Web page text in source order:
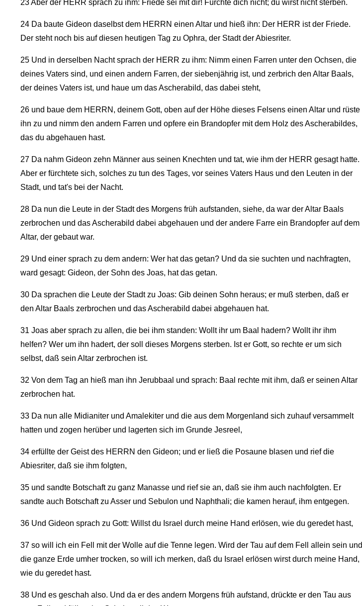
23Aber der HERR sprach zu ihm: Friede sei mit dir! Fürchte dich nicht; du wirst nicht sterben.
24Da baute Gideon daselbst dem HERRN einen Altar und hieß ihn: Der HERR ist der Friede.
Der steht noch bis auf diesen heutigen Tag zu Ophra, der Stadt der Abiesriter.
25Und in derselben Nacht sprach der HERR zu ihm: Nimm einen Farren unter den Ochsen, die
deines Vaters sind, und einen andern Farren, der siebenjährig ist, und zerbrich den Altar Baals,
der deines Vaters ist, und haue um das Ascherabild, das dabei steht,
26und baue dem HERRN, deinem Gott, oben auf der Höhe dieses Felsens einen Altar und rüste
ihn zu und nimm den andern Farren und opfere ein Brandopfer mit dem Holz des Ascherabildes,
das du abgehauen hast.
27Da nahm Gideon zehn Männer aus seinen Knechten und tat, wie ihm der HERR gesagt hatte.
Aber er fürchtete sich, solches zu tun des Tages, vor seines Vaters Haus und den Leuten in der
Stadt, und tat's bei der Nacht.
28Da nun die Leute in der Stadt des Morgens früh aufstanden, siehe, da war der Altar Baals
zerbrochen und das Ascherabild dabei abgehauen und der andere Farre ein Brandopfer auf dem
Altar, der gebaut war.
29Und einer sprach zu dem andern: Wer hat das getan? Und da sie suchten und nachfragten,
ward gesagt: Gideon, der Sohn des Joas, hat das getan.
30Da sprachen die Leute der Stadt zu Joas: Gib deinen Sohn heraus; er muß sterben, daß er
den Altar Baals zerbrochen und das Ascherabild dabei abgehauen hat.
31Joas aber sprach zu allen, die bei ihm standen: Wollt ihr um Baal hadern? Wollt ihr ihm
helfen? Wer um ihn hadert, der soll dieses Morgens sterben. Ist er Gott, so rechte er um sich
selbst, daß sein Altar zerbrochen ist.
32Von dem Tag an hieß man ihn Jerubbaal und sprach: Baal rechte mit ihm, daß er seinen Altar
zerbrochen hat.
33Da nun alle Midianiter und Amalekiter und die aus dem Morgenland sich zuhauf versammelt
hatten und zogen herüber und lagerten sich im Grunde Jesreel,
34erfüllte der Geist des HERRN den Gideon; und er ließ die Posaune blasen und rief die
Abiesriter, daß sie ihm folgten,
35und sandte Botschaft zu ganz Manasse und rief sie an, daß sie ihm auch nachfolgten. Er
sandte auch Botschaft zu Asser und Sebulon und Naphthali; die kamen herauf, ihm entgegen.
36Und Gideon sprach zu Gott: Willst du Israel durch meine Hand erlösen, wie du geredet hast,
37so will ich ein Fell mit der Wolle auf die Tenne legen. Wird der Tau auf dem Fell allein sein und
die ganze Erde umher trocken, so will ich merken, daß du Israel erlösen wirst durch meine Hand,
wie du geredet hast.
38Und es geschah also. Und da er des andern Morgens früh aufstand, drückte er den Tau aus